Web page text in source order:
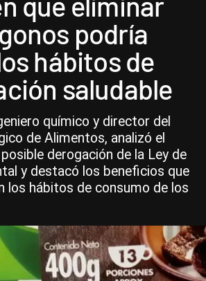
podría
hábitos de
saludable
químico y director del
de Alimentos, analizó el
derogación de la Ley de
y destacó los beneficios que
los hábitos de consumo de los